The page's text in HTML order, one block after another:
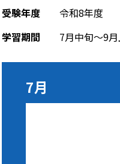
受験年度
令和8年度
学習期間
7月中旬～9
7月